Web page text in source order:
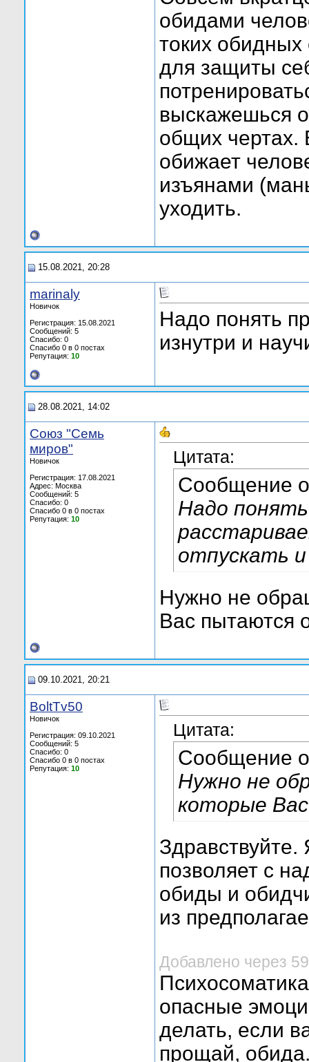
обидами
токих обидных
для защиты
выскажешься
общих чертах.
обижает
изъянами
уходить.
15.08.2021, 20:28
marinaly
Новичок
Регистрация: 15.08.2021
Сообщений: 5
Спасибо: 0
Спасибо 0 в 0 постах
Репутация: 10
Надо понять
изнутри и
28.08.2021, 14:02
Союз "Семь
миров"
Новичок
Регистрация: 17.08.2021
Адрес: Москва
Сообщений: 5
Спасибо: 0
Спасибо 0 в 0 постах
Репутация: 10
Цитата:
Сообщение
Надо
отпускать
Нужно не
Вас пытаются
09.10.2021, 20:21
BoltTv50
Новичок
Регистрация: 09.10.2021
Сообщений: 5
Спасибо: 0
Спасибо 0 в 0 постах
Репутация: 10
Цитата:
Сообщение
Нужно не
которые
позволяет с
обиды и
из
Добавлено через
опасные
делать, если
прощай,